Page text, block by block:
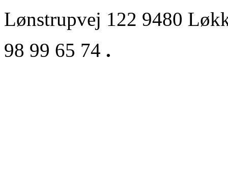
Lønstrupvej 122 9480
98 99 65 74 .